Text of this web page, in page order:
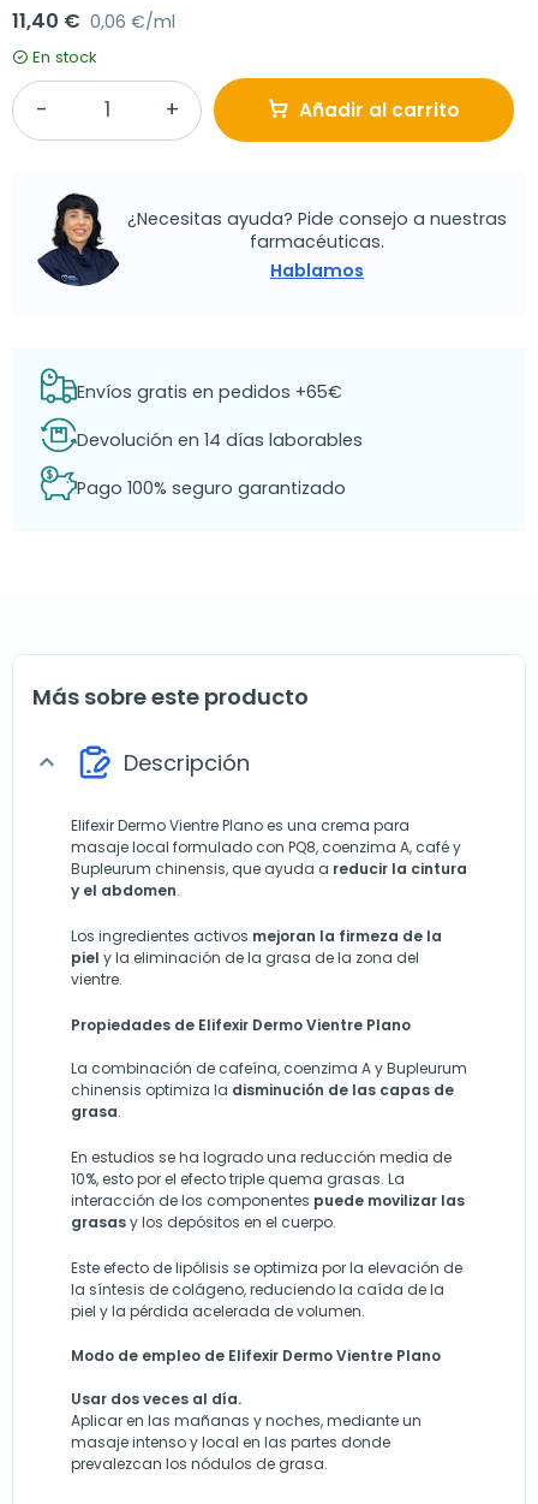
11,40 € 0,06 €/ml
En stock
Añadir al carrito
¿Necesitas ayuda? Pide consejo a nuestras
farmacéuticas.
Hablamos
Envíos gratis en pedidos +65€
Devolución en 14 días laborables
Pago 100% seguro garantizado
Más sobre este producto
expand_more Descripción
Elifexir Dermo Vientre Plano es una crema para
masaje local formulado con PQ8, coenzima A, café y
Bupleurum chinensis, que ayuda a reducir la cintura
y el abdomen.
Los ingredientes activos mejoran la firmeza de la
piel y la eliminación de la grasa de la zona del
vientre.
Propiedades de Elifexir Dermo Vientre Plano
La combinación de cafeína, coenzima A y Bupleurum
chinensis optimiza la disminución de las capas de
grasa.
En estudios se ha logrado una reducción media de
10%, esto por el efecto triple quema grasas. La
interacción de los componentes puede movilizar las
grasasy los depósitos en el cuerpo.
Este efecto de lipólisis se optimiza por la elevación de
la síntesis de colágeno, reduciendo la caída de la
piel y la pérdida acelerada de volumen.
Modo de empleo de Elifexir Dermo Vientre Plano
Usar dos veces al día.
Aplicar en las mañanas y noches, mediante un
masaje intenso y local en las partes donde
prevalezcan los nódulos de grasa.